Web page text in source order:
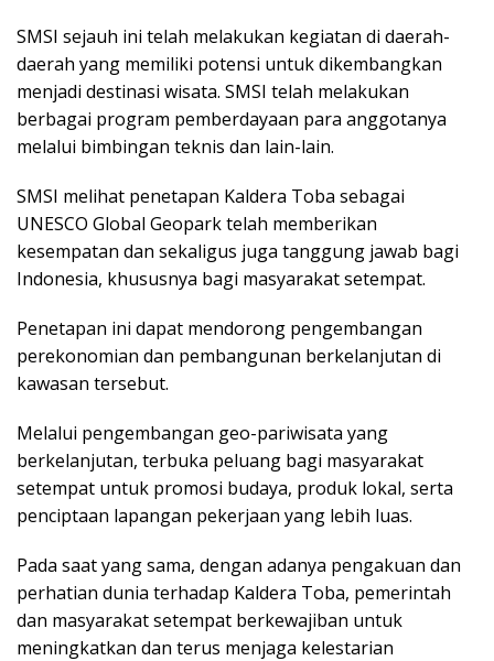
SMSI sejauh ini telah melakukan kegiatan di daerah-
daerah yang memiliki potensi untuk dikembangkan
menjadi destinasi wisata. SMSI telah melakukan
berbagai program pemberdayaan para anggotanya
melalui bimbingan teknis dan lain-lain.
SMSI melihat penetapan Kaldera Toba sebagai
UNESCO Global Geopark telah memberikan
kesempatan dan sekaligus juga tanggung jawab bagi
Indonesia, khususnya bagi masyarakat setempat.
Penetapan ini dapat mendorong pengembangan
perekonomian dan pembangunan berkelanjutan di
kawasan tersebut.
Melalui pengembangan geo-pariwisata yang
berkelanjutan, terbuka peluang bagi masyarakat
setempat untuk promosi budaya, produk lokal, serta
penciptaan lapangan pekerjaan yang lebih luas.
Pada saat yang sama, dengan adanya pengakuan dan
perhatian dunia terhadap Kaldera Toba, pemerintah
dan masyarakat setempat berkewajiban untuk
meningkatkan dan terus menjaga kelestarian